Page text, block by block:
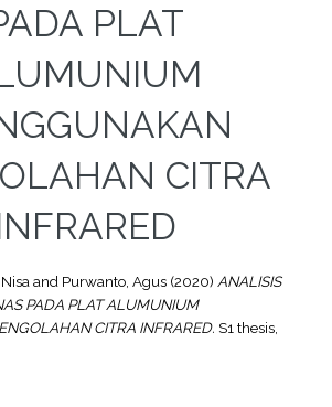
PLAT
CITRA
and Purwanto, Agus(2020) ANALISIS
PADA PLAT ALUMUNIUM
CITRA INFRARED. S1 thesis,